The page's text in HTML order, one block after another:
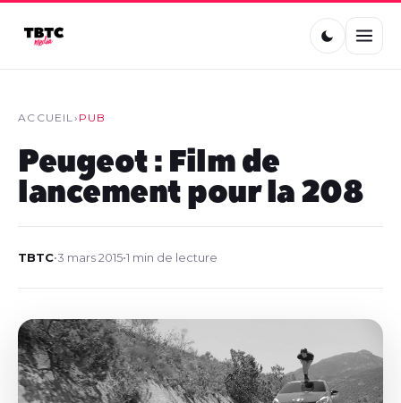
ACCUEIL› PUB
Peugeot : Film de
lancement pour la 208
TBTC•3 mars 2015•1 min de lecture